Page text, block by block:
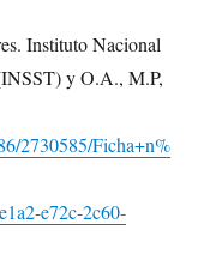
Instituto Nacional
y O.A., M.P,
2730585/Ficha+n%
e72c-2c60-